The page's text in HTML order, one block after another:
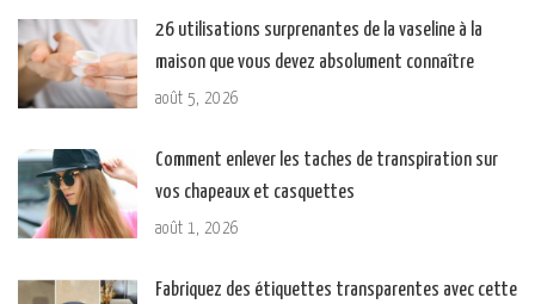
26 utilisations surprenantes de la vaseline à la
maison que vous devez absolument connaître
août 5, 2026
Comment enlever les taches de transpiration sur
vos chapeaux et casquettes
août 1, 2026
Fabriquez des étiquettes transparentes avec cette